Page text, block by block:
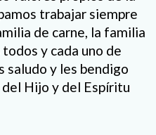
trabajar siempre
de carne, la familia
y cada uno de
saludo y les bendigo
Hijo y del Espíritu